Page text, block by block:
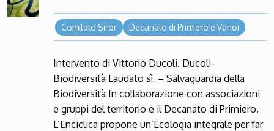
Comitato Siror Decanato di Primiero e Vanoi
Intervento di Vittorio Ducoli. Ducoli-
Biodiversità Laudato sì – Salvaguardia della
Biodiversità In collaborazione con associazioni
e gruppi del territorio e il Decanato di Primiero.
L’Enciclica propone un’Ecologia integrale per far